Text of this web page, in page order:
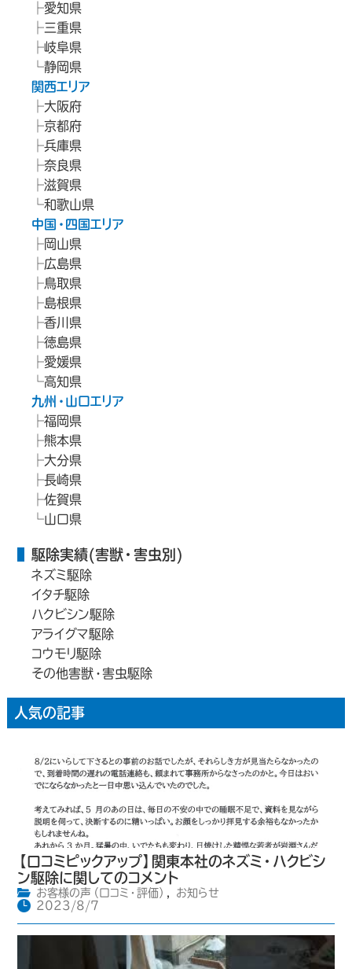
愛知県
三重県
岐阜県
静岡県
関西エリア
大阪府
京都府
兵庫県
奈良県
滋賀県
和歌山県
中国・四国エリア
岡山県
広島県
鳥取県
島根県
香川県
徳島県
愛媛県
高知県
九州・山口エリア
福岡県
熊本県
大分県
長崎県
佐賀県
山口県
駆除実績(害獣・害虫別)
ネズミ駆除
イタチ駆除
ハクビシン駆除
アライグマ駆除
コウモリ駆除
その他害獣・害虫駆除
人気の記事
【口コミピックアップ】関東本社のネズミ・ハクビシ
ン駆除に関してのコメント
お客様の声（口コミ・評価） ,
お知らせ
2023/8/7